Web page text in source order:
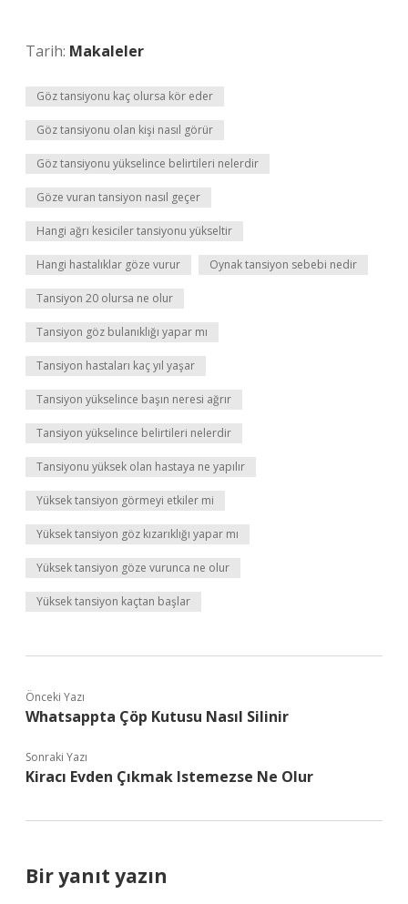
Tarih: Makaleler
Göz tansiyonu kaç olursa kör eder
Göz tansiyonu olan kişi nasıl görür
Göz tansiyonu yükselince belirtileri nelerdir
Göze vuran tansiyon nasıl geçer
Hangi ağrı kesiciler tansiyonu yükseltir
Hangi hastalıklar göze vurur Oynak tansiyon sebebi nedir
Tansiyon 20 olursa ne olur
Tansiyon göz bulanıklığı yapar mı
Tansiyon hastaları kaç yıl yaşar
Tansiyon yükselince başın neresi ağrır
Tansiyon yükselince belirtileri nelerdir
Tansiyonu yüksek olan hastaya ne yapılır
Yüksek tansiyon görmeyi etkiler mi
Yüksek tansiyon göz kızarıklığı yapar mı
Yüksek tansiyon göze vurunca ne olur
Yüksek tansiyon kaçtan başlar
Önceki Yazı
Whatsappta Çöp Kutusu Nasıl Silinir
Sonraki Yazı
Kiracı Evden Çıkmak Istemezse Ne Olur
Bir yanıt yazın